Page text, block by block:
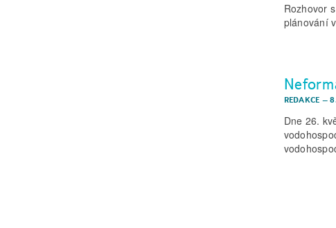
Rozhovor
plánování
REDAKCE –
Dne 26.